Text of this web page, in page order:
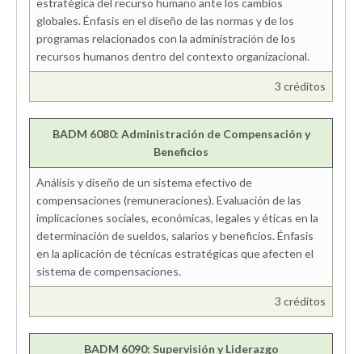
estratégica del recurso humano ante los cambios
globales. Énfasis en el diseño de las normas y de los
programas relacionados con la administración de los
recursos humanos dentro del contexto organizacional.
3 créditos
BADM 6080: Administración de Compensación y
Beneficios
Análisis y diseño de un sistema efectivo de
compensaciones (remuneraciones). Evaluación de las
implicaciones sociales, económicas, legales y éticas en la
determinación de sueldos, salarios y beneficios. Énfasis
en la aplicación de técnicas estratégicas que afecten el
sistema de compensaciones.
3 créditos
BADM 6090: Supervisión y Liderazgo